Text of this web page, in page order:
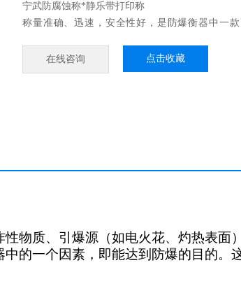
宁武防腐蚀称*静乐带打印称
称量准确、迅速，安全性好，是防爆衡器中一
量程：1.5-30公斤。
在线咨询 点击收藏
物质、引爆源（如电火花、灼热表面
的一个因素，即能达到防爆的目的。